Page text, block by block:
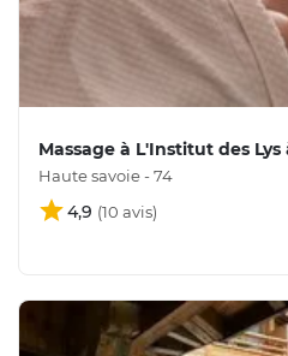
Massage à L'Institut des Lys
Haute savoie - 74
4,9